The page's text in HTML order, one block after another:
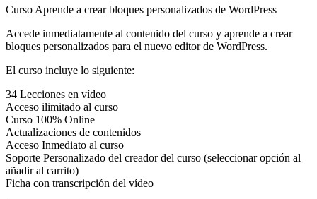
Curso Aprende a crear bloques personalizados de WordPress
Accede inmediatamente al contenido del curso y aprende a crear
bloques personalizados para el nuevo editor de WordPress.
El curso incluye lo siguiente:
34 Lecciones en vídeo
Acceso ilimitado al curso
Curso 100% Online
Actualizaciones de contenidos
Acceso Inmediato al curso
Soporte Personalizado del creador del curso (seleccionar opción al
añadir al carrito)
Ficha con transcripción del vídeo